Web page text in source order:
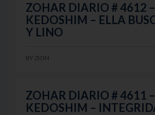
ZOHAR DIARIO # 4612 –
KEDOSHIM – ELLA
Y LINO
BY ZION
ZOHAR DIARIO # 4611 –
KEDOSHIM –